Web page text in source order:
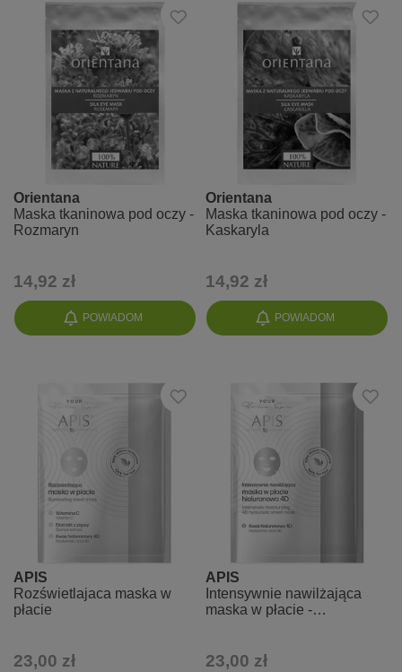
POWIADOM
Orientana
Maska tkaninowa pod oczy -
Rozmaryn
14,92 zł
POWIADOM
Orientana
Maska tkaninowa pod oczy -
Kaskaryla
14,92 zł
APIS
Rozświetlajaca maska w
płacie
23,00 zł
APIS
Intensywnie nawilżająca
maska w płacie -
23,00 zł